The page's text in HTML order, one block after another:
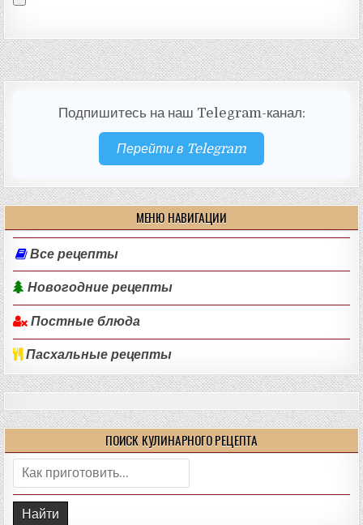
Подпишитесь на наш Telegram-канал:
Перейти в Telegram
МЕНЮ НАВИГАЦИИ
Все рецепты
Новогодние рецепты
Постные блюда
Пасхальные рецепты
ПОИСК КУЛИНАРНОГО РЕЦЕПТА
Поиск: